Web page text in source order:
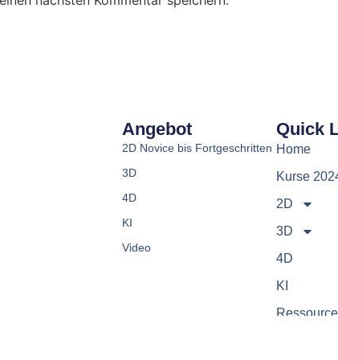
Angebot
2D Novice bis Fortgeschritten
3D
4D
KI
Video
Quick
Home
Kurse
2D
3D
4D
KI